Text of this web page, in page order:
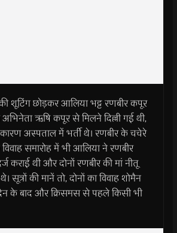
शूटिंग छोड़कर आलिया भट्ट रणबीर कपूर
ऋषि कपूर से मिलने दिल्ली गई थी,
अस्पताल में भर्ती थे। रणबीर के चचेरे
समारोह में भी आलिया ने रणबीर
कराई थी और दोनों रणबीर की मां नीतू
की मानें तो, दोनों का विवाह शोमैन
के बाद और क्रिसमस से पहले किसी भी